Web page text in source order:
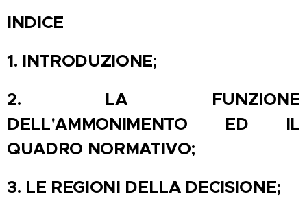
INDICE
1. INTRODUZIONE;
2. LA FUNZIONE
DELL'AMMONIMENTO ED IL
QUADRO NORMATIVO;
3. LE REGIONI DELLA DECISIONE;